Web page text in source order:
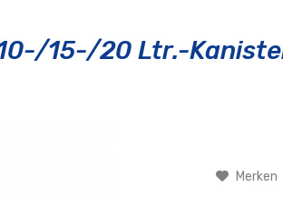
15-/20 Ltr.-
Merken